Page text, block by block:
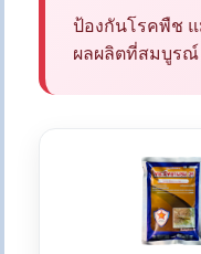
ป้องกันโรคพืช
ผลผลิตที่สมบูรณ์